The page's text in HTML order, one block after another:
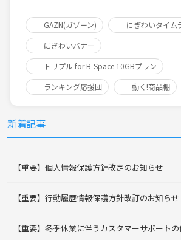
GAZN(ガゾーン)
にぎわいタイム
にぎわいバナー
トリプル for B-Space 10GBプラン
ランキング応援団
動く!商品棚
新着記事
【重要】個人情報保護方針改定のお知らせ
【重要】行動履歴情報保護方針改訂のお知らせ
【重要】冬季休業に伴うカスタマーサポート